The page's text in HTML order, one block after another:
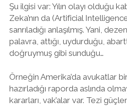
Şu ilgisi var: Yılın olayı olduğu
Zeka’nın da (Artificial
sanrıladığı anlaşılmış. Yani,
palavra, attığı, uydurduğu,
doğruymuş gibi sunduğu…
Örneğin Amerika’da avukatlar bir
hazırladığı raporda aslında
kararları, vak’alar var. Tezi